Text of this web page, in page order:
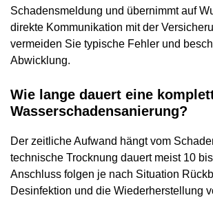
Schadensmeldung und übernimmt auf
direkte Kommunikation mit der
vermeiden Sie typische Fehler und
Abwicklung.
Wie lange dauert eine
Wasserschadensanierung?
Der zeitliche Aufwand hängt vom
technische Trocknung dauert meist 10
Anschluss folgen je nach Situation
Desinfektion und die Wiederherstellung